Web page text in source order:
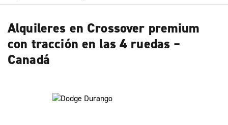
Alquileres en Crossover premium
con tracción en las 4 ruedas –
Canadá